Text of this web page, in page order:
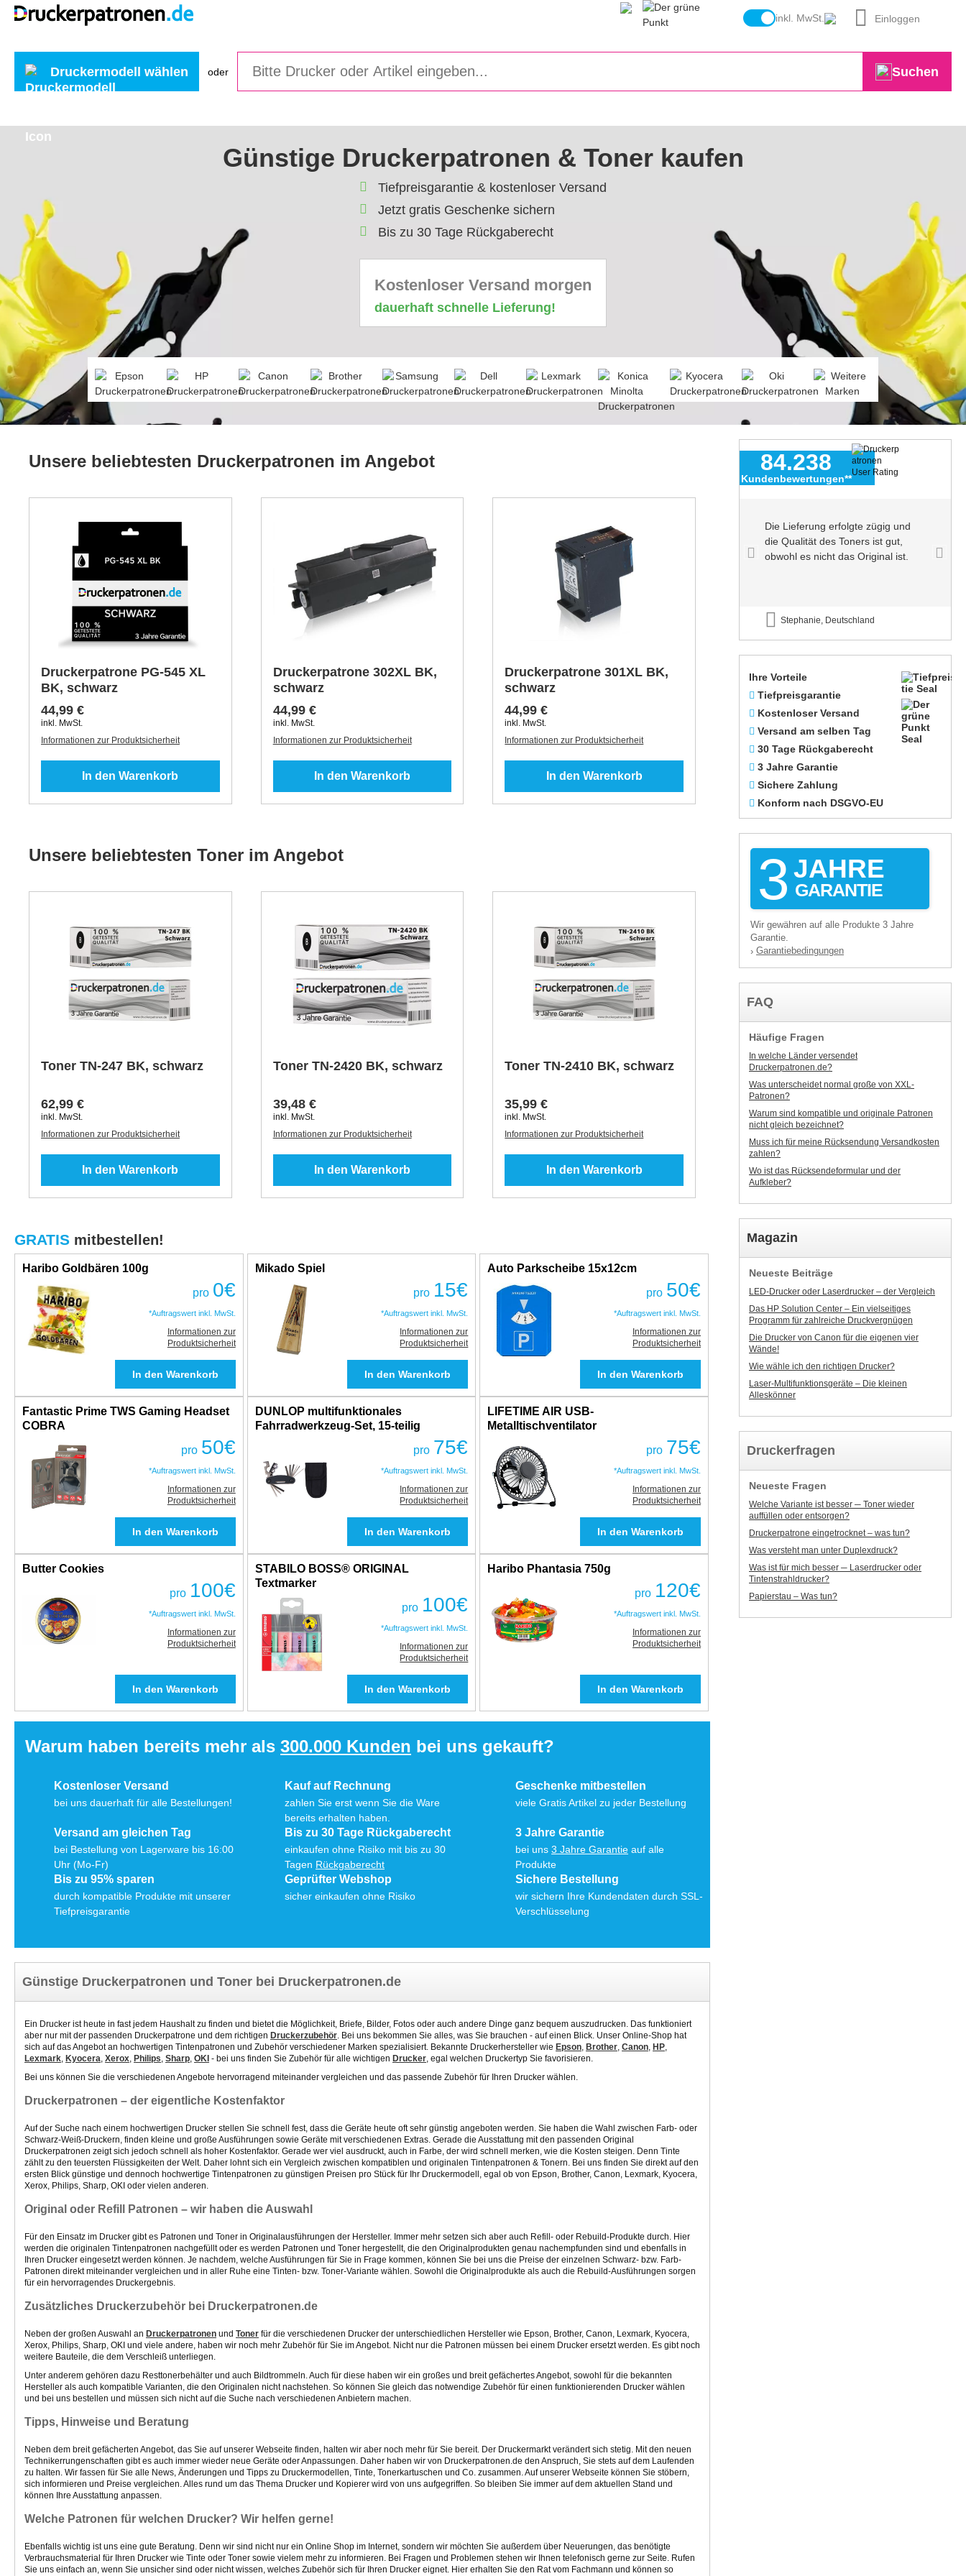
inkl. MwSt. Einloggen
Druckermodell wählen oder Suchen
Günstige Druckerpatronen & Toner kaufen
Tiefpreisgarantie & kostenloser Versand
Jetzt gratis Geschenke sichern
Bis zu 30 Tage Rückgaberecht
Kostenloser Versand morgen
dauerhaft schnelle Lieferung!
84.238
Kundenbewertungen**
Diese Patrone ist ein echter
Preishammer. Ich benutze sie
schon seit Jahren ohne
Schwierigkeiten
Robert, Deutschland
Die Lieferung erfolgte zügig und
die Qualität des Toners ist gut,
obwohl es nicht das Original ist.
Stephanie, Deutschland
Ihre Vorteile
Tiefpreisgarantie
Kostenloser Versand
Versand am selben Tag
30 Tage Rückgaberecht
3 Jahre Garantie
Sichere Zahlung
Konform nach DSGVO-EU
3 JAHRE
GARANTIE
Wir gewähren auf alle Produkte 3 Jahre
Garantie.
› Garantiebedingungen
FAQ
Häufige Fragen
In welche Länder versendet
Druckerpatronen.de?
Was unterscheidet normal große von XXL-
Patronen?
Warum sind kompatible und originale Patronen
nicht gleich bezeichnet?
Muss ich für meine Rücksendung Versandkosten
zahlen?
Wo ist das Rücksendeformular und der
Aufkleber?
Magazin
Neueste Beiträge
LED-Drucker oder Laserdrucker – der Vergleich
Das HP Solution Center – Ein vielseitiges
Programm für zahlreiche Druckvergnügen
Die Drucker von Canon für die eigenen vier
Wände!
Wie wähle ich den richtigen Drucker?
Laser-Multifunktionsgeräte – Die kleinen
Alleskönner
Druckerfragen
Neueste Fragen
Welche Variante ist besser ─ Toner wieder
auffüllen oder entsorgen?
Druckerpatrone eingetrocknet – was tun?
Was versteht man unter Duplexdruck?
Was ist für mich besser ─ Laserdrucker oder
Tintenstrahldrucker?
Papierstau – Was tun?
Unsere beliebtesten Druckerpatronen im Angebot
Druckerpatrone PG-545 XL
BK, schwarz
44,99 €
inkl. MwSt.
Informationen zur Produktsicherheit
In den Warenkorb
Druckerpatrone 302XL BK,
schwarz
44,99 €
inkl. MwSt.
Informationen zur Produktsicherheit
In den Warenkorb
Druckerpatrone 301XL BK,
schwarz
44,99 €
inkl. MwSt.
Informationen zur Produktsicherheit
In den Warenkorb
Unsere beliebtesten Toner im Angebot
Toner TN-247 BK, schwarz
62,99 €
inkl. MwSt.
Informationen zur Produktsicherheit
In den Warenkorb
Toner TN-2420 BK, schwarz
39,48 €
inkl. MwSt.
Informationen zur Produktsicherheit
In den Warenkorb
Toner TN-2410 BK, schwarz
35,99 €
inkl. MwSt.
Informationen zur Produktsicherheit
In den Warenkorb
GRATIS mitbestellen!
Haribo Goldbären 100g
pro 0€
*Auftragswert inkl. MwSt.
Informationen zur
Produktsicherheit
Mikado Spiel
pro 15€
*Auftragswert inkl. MwSt.
Informationen zur
Produktsicherheit
Auto Parkscheibe 15x12cm
pro 50€
*Auftragswert inkl. MwSt.
Informationen zur
Produktsicherheit
Fantastic Prime TWS Gaming Headset
COBRA
pro 50€
*Auftragswert inkl. MwSt.
Informationen zur
Produktsicherheit
DUNLOP multifunktionales
Fahrradwerkzeug-Set, 15-teilig
pro 75€
*Auftragswert inkl. MwSt.
Informationen zur
Produktsicherheit
LIFETIME AIR USB-
Metalltischventilator
pro 75€
*Auftragswert inkl. MwSt.
Informationen zur
Produktsicherheit
Butter Cookies
pro 100€
*Auftragswert inkl. MwSt.
Informationen zur
Produktsicherheit
STABILO BOSS® ORIGINAL
Textmarker
pro 100€
*Auftragswert inkl. MwSt.
Informationen zur
Produktsicherheit
Haribo Phantasia 750g
pro 120€
*Auftragswert inkl. MwSt.
Informationen zur
Produktsicherheit
Warum haben bereits mehr als 300.000 Kunden bei uns gekauft?
Kostenloser Versand
bei uns dauerhaft für alle Bestellungen!
Kauf auf Rechnung
zahlen Sie erst wenn Sie die Ware
bereits erhalten haben.
Geschenke mitbestellen
viele Gratis Artikel zu jeder Bestellung
Versand am gleichen Tag
bei Bestellung von Lagerware bis 16:00
Uhr (Mo-Fr)
Bis zu 30 Tage Rückgaberecht
einkaufen ohne Risiko mit bis zu 30
Tagen Rückgaberecht
3 Jahre Garantie
bei uns 3 Jahre Garantie auf alle
Produkte
Bis zu 95% sparen
durch kompatible Produkte mit unserer
Tiefpreisgarantie
Geprüfter Webshop
sicher einkaufen ohne Risiko
Sichere Bestellung
wir sichern Ihre Kundendaten durch SSL-
Verschlüsselung
Günstige Druckerpatronen und Toner bei Druckerpatronen.de
Ein Drucker ist heute in fast jedem Haushalt zu finden und bietet die Möglichkeit, Briefe, Bilder, Fotos oder auch andere Dinge ganz bequem auszudrucken. Das funktioniert
aber nur mit der passenden Druckerpatrone und dem richtigen Druckerzubehör. Bei uns bekommen Sie alles, was Sie brauchen - auf einen Blick. Unser Online-Shop hat
sich auf das Angebot an hochwertigen Tintenpatronen und Zubehör verschiedener Marken spezialisiert. Bekannte Druckerhersteller wie Epson, Brother, Canon, HP,
Lexmark, Kyocera, Xerox, Philips, Sharp, OKI - bei uns finden Sie Zubehör für alle wichtigen Drucker, egal welchen Druckertyp Sie favorisieren.
Bei uns können Sie die verschiedenen Angebote hervorragend miteinander vergleichen und das passende Zubehör für Ihren Drucker wählen.
Druckerpatronen – der eigentliche Kostenfaktor
Auf der Suche nach einem hochwertigen Drucker stellen Sie schnell fest, dass die Geräte heute oft sehr günstig angeboten werden. Sie haben die Wahl zwischen Farb- oder
Schwarz-Weiß-Druckern, finden kleine und große Ausführungen sowie Geräte mit verschiedenen Extras. Gerade die Ausstattung mit den passenden Original
Druckerpatronen zeigt sich jedoch schnell als hoher Kostenfaktor. Gerade wer viel ausdruckt, auch in Farbe, der wird schnell merken, wie die Kosten steigen. Denn Tinte
zählt zu den teuersten Flüssigkeiten der Welt. Daher lohnt sich ein Vergleich zwischen kompatiblen und originalen Tintenpatronen & Tonern. Bei uns finden Sie direkt auf den
ersten Blick günstige und dennoch hochwertige Tintenpatronen zu günstigen Preisen pro Stück für Ihr Druckermodell, egal ob von Epson, Brother, Canon, Lexmark, Kyocera,
Xerox, Philips, Sharp, OKI oder vielen anderen.
Original oder Refill Patronen – wir haben die Auswahl
Für den Einsatz im Drucker gibt es Patronen und Toner in Originalausführungen der Hersteller. Immer mehr setzen sich aber auch Refill- oder Rebuild-Produkte durch. Hier
werden die originalen Tintenpatronen nachgefüllt oder es werden Patronen und Toner hergestellt, die den Originalprodukten genau nachempfunden sind und ebenfalls in
Ihren Drucker eingesetzt werden können. Je nachdem, welche Ausführungen für Sie in Frage kommen, können Sie bei uns die Preise der einzelnen Schwarz- bzw. Farb-
Patronen direkt miteinander vergleichen und in aller Ruhe eine Tinten- bzw. Toner-Variante wählen. Sowohl die Originalprodukte als auch die Rebuild-Ausführungen sorgen
für ein hervorragendes Druckergebnis.
Zusätzliches Druckerzubehör bei Druckerpatronen.de
Neben der großen Auswahl an Druckerpatronen und Toner für die verschiedenen Drucker der unterschiedlichen Hersteller wie Epson, Brother, Canon, Lexmark, Kyocera,
Xerox, Philips, Sharp, OKI und viele andere, haben wir noch mehr Zubehör für Sie im Angebot. Nicht nur die Patronen müssen bei einem Drucker ersetzt werden. Es gibt noch
weitere Bauteile, die dem Verschleiß unterliegen.
Unter anderem gehören dazu Resttonerbehälter und auch Bildtrommeln. Auch für diese haben wir ein großes und breit gefächertes Angebot, sowohl für die bekannten
Hersteller als auch kompatible Varianten, die den Originalen nicht nachstehen. So können Sie gleich das notwendige Zubehör für einen funktionierenden Drucker wählen
und bei uns bestellen und müssen sich nicht auf die Suche nach verschiedenen Anbietern machen.
Tipps, Hinweise und Beratung
Neben dem breit gefächerten Angebot, das Sie auf unserer Webseite finden, halten wir aber noch mehr für Sie bereit. Der Druckermarkt verändert sich stetig. Mit den neuen
Technikerrungenschaften gibt es auch immer wieder neue Geräte oder Anpassungen. Daher haben wir von Druckerpatronen.de den Anspruch, Sie stets auf dem Laufenden
zu halten. Wir fassen für Sie alle News, Änderungen und Tipps zu Druckermodellen, Tinte, Tonerkartuschen und Co. zusammen. Auf unserer Webseite können Sie stöbern,
sich informieren und Preise vergleichen. Alles rund um das Thema Drucker und Kopierer wird von uns aufgegriffen. So bleiben Sie immer auf dem aktuellen Stand und
können Ihre Ausstattung anpassen.
Welche Patronen für welchen Drucker? Wir helfen gerne!
Ebenfalls wichtig ist uns eine gute Beratung. Denn wir sind nicht nur ein Online Shop im Internet, sondern wir möchten Sie außerdem über Neuerungen, das benötigte
Verbrauchsmaterial für Ihren Drucker wie Tinte oder Toner sowie vielem mehr zu informieren. Bei Fragen und Problemen stehen wir Ihnen telefonisch gerne zur Seite. Rufen
Sie uns einfach an, wenn Sie unsicher sind oder nicht wissen, welches Zubehör sich für Ihren Drucker eignet. Hier erhalten Sie den Rat vom Fachmann und können so